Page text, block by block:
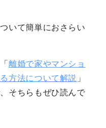
いて簡単におさらい
離婚で家やマンショ
方法について解説 」
そちらもぜひ読んで